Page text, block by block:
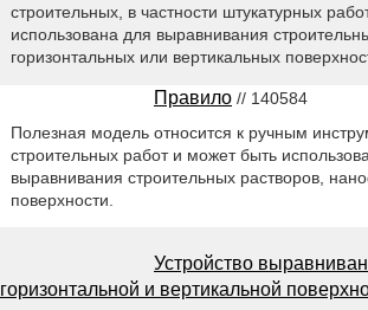
строительных, в частности штукатурных
использована для выравнивания
горизонтальных или вертикальных
Правило // 140584
Полезная модель относится к ручным
строительных работ и может быть
выравнивания строительных растворов,
поверхности.
Устройство
горизонтальной и вертикальной